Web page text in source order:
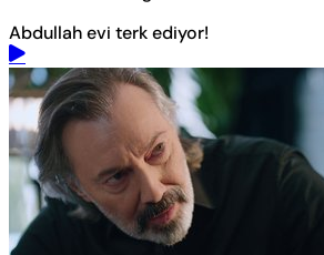
Abdullah evi terk ediyor!